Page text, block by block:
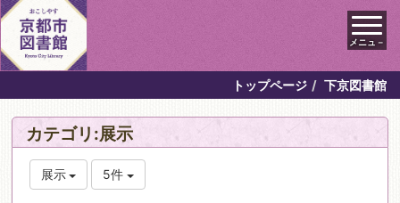
メニュ－
トップページ 下京図書館
カテゴリ:展示
展示 5件